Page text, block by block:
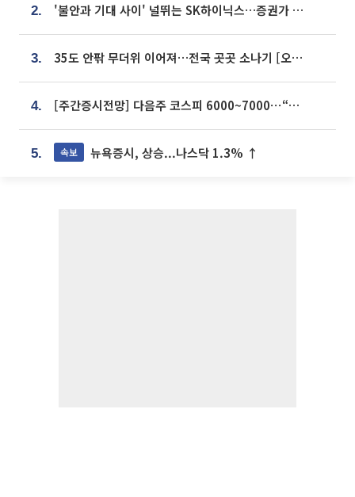
2. '불안과 기대 사이' 널뛰는 SK하이닉스…증권가 "HBM4·LTA 기반 펀터멘털 견고"
3. 35도 안팎 무더위 이어져…전국 곳곳 소나기 [오늘 날씨]
4. [주간증시전망] 다음주 코스피 6000~7000⋯“外人 수급은 정책이 변수”
5. 속보 뉴욕증시, 상승...나스닥 1.3% ↑